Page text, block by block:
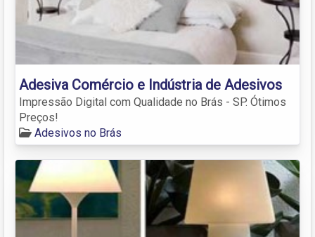
Adesiva Comércio e Indústria de Adesivos
Impressão Digital com Qualidade no Brás - SP. Ótimos
Preços!
Adesivos no Brás